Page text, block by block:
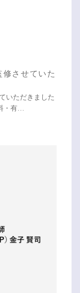
させていた
いただきました
・有…